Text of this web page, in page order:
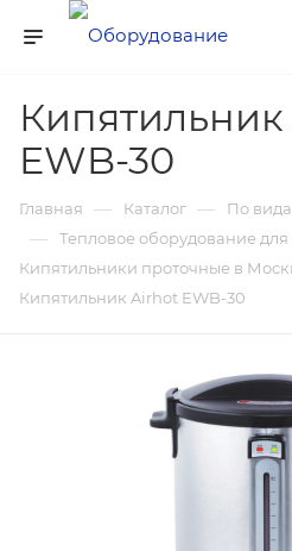
EWB-30
Главная — Каталог — По
— Тепловое оборудование
Кипятильники проточные в
Кипятильник Airhot EWB-30